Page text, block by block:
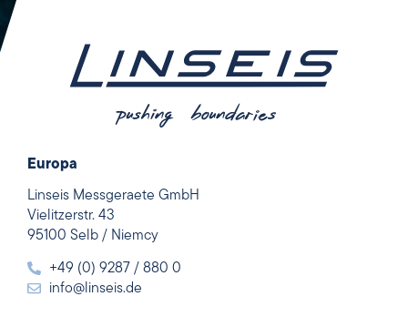
Europa
Linseis Messgeraete GmbH
Vielitzerstr. 43
95100 Selb / Niemcy
+49 (0) 9287 / 880 0
info@linseis.de